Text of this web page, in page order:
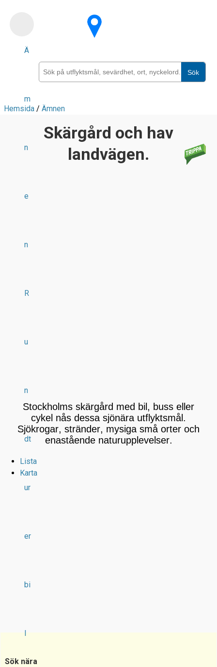
Ä
m
n
e
n
R
u
n
dt
ur
er
bi
l
Sök
Hemsida / Ämnen
Skärgård och hav
landvägen.
Stockholms skärgård med bil, buss eller
cykel nås dessa sjönära utflyktsmål.
Sjökrogar, stränder, mysiga små orter och
enastående naturupplevelser.
Lista
Karta
Sök nära